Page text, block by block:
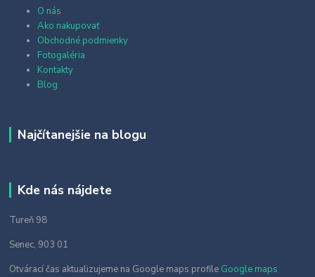
O nás
Ako nakupovať
Obchodné podmienky
Fotogaléria
Kontakty
Blog
Najčítanejšie na blogu
Kde nás nájdete
Tureň 98
Senec, 903 01
Otvárací čas aktualizujeme na Google maps profile Google maps